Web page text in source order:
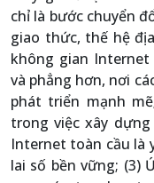
chỉ là bước chuyển
giao thức, thế hệ
không gian
và phẳng hơn, nơi
phát triển mạnh
trong việc xây
Internet toàn cầu là
lai số bền vững; (3)